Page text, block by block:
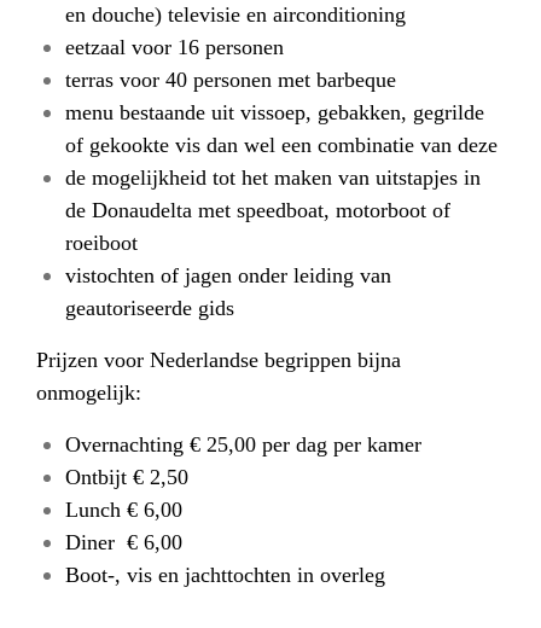
en douche) televisie en airconditioning
eetzaal voor 16 personen
terras voor 40 personen met barbeque
menu bestaande uit vissoep, gebakken, gegrilde
of gekookte vis dan wel een combinatie van deze
de mogelijkheid tot het maken van uitstapjes in
de Donaudelta met speedboat, motorboot of
roeiboot
vistochten of jagen onder leiding van
geautoriseerde gids
Prijzen voor Nederlandse begrippen bijna
onmogelijk:
Overnachting € 25,00 per dag per kamer
Ontbijt € 2,50
Lunch € 6,00
Diner € 6,00
Boot-, vis en jachttochten in overleg